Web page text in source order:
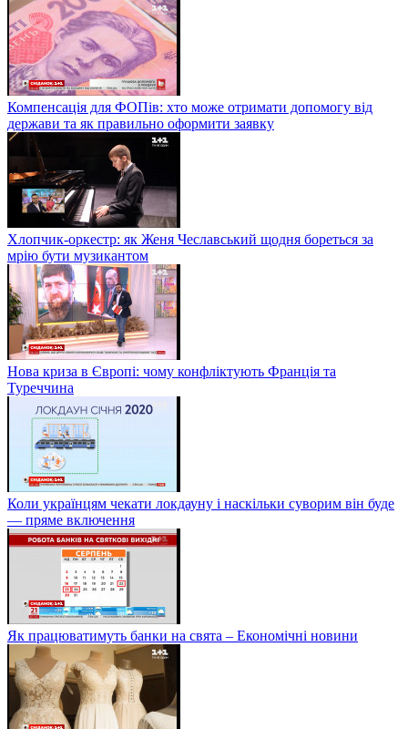
Компенсація для ФОПів: хто може отримати допомогу від
держави та як правильно оформити заявку
Хлопчик-оркестр: як Женя Чеславський щодня бореться за
мрію бути музикантом
Нова криза в Європі: чому конфліктують Франція та
Туреччина
Коли українцям чекати локдауну і наскільки суворим він буде
— пряме включення
Як працюватимуть банки на свята – Економічні новини